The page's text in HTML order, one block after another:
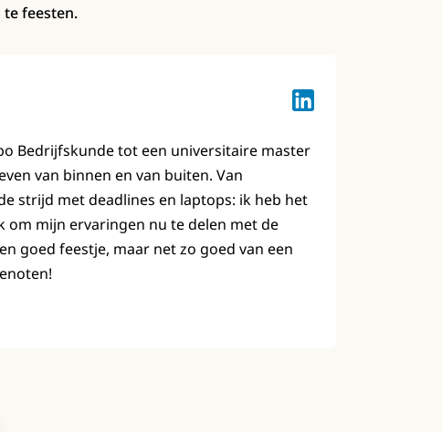
te feesten.
Lotte Keuzenkamp
Bedrijfskunde tot een universitaire master
van binnen en van buiten. Van
strijd met deadlines en laptops: ik heb het
om mijn ervaringen nu te delen met de
goed feestje, maar net zo goed van een